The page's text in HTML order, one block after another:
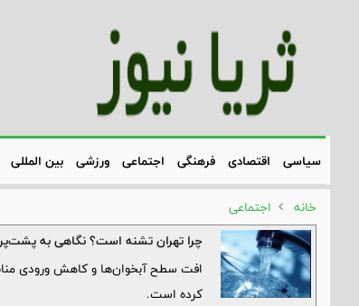
سیاسی اقتصادی فرهنگی اجتماعی ورزشی بین المللی
خانه
اجتماعی
چرا تهران تشنه است؟ نگاهی به
افت سطح آبخوان‌ها و کاهش ورودی
کرده است.